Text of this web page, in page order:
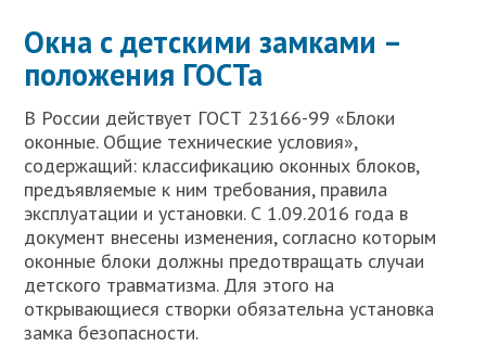
Окна с детскими замками –
положения ГОСТа
В России действует ГОСТ 23166-99 «Блоки
оконные. Общие технические условия»,
содержащий: классификацию оконных блоков,
предъявляемые к ним требования, правила
эксплуатации и установки. С 1.09.2016 года в
документ внесены изменения, согласно которым
оконные блоки должны предотвращать случаи
детского травматизма. Для этого на
открывающиеся створки обязательна установка
замка безопасности.